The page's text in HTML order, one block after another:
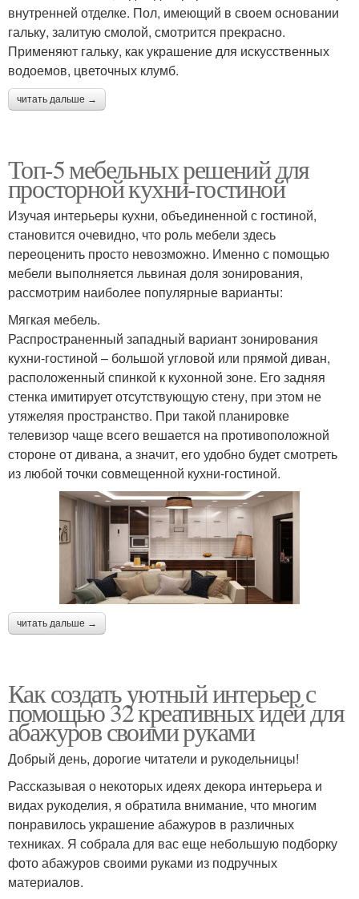
внутренней отделке. Пол, имеющий в своем основании
гальку, залитую смолой, смотрится прекрасно.
Применяют гальку, как украшение для искусственных
водоемов, цветочных клумб.
читать дальше →
Топ-5 мебельных решений для
просторной кухни-гостиной
Изучая интерьеры кухни, объединенной с гостиной,
становится очевидно, что роль мебели здесь
переоценить просто невозможно. Именно с помощью
мебели выполняется львиная доля зонирования,
рассмотрим наиболее популярные варианты:
Мягкая мебель.
Распространенный западный вариант зонирования
кухни-гостиной – большой угловой или прямой диван,
расположенный спинкой к кухонной зоне. Его задняя
стенка имитирует отсутствующую стену, при этом не
утяжеляя пространство. При такой планировке
телевизор чаще всего вешается на противоположной
стороне от дивана, а значит, его удобно будет смотреть
из любой точки совмещенной кухни-гостиной.
читать дальше →
Как создать уютный интерьер с
помощью 32 креативных идей для
абажуров своими руками
Добрый день, дорогие читатели и рукодельницы!
Рассказывая о некоторых идеях декора интерьера и
видах рукоделия, я обратила внимание, что многим
понравилось украшение абажуров в различных
техниках. Я собрала для вас еще небольшую подборку
фото абажуров своими руками из подручных
материалов.